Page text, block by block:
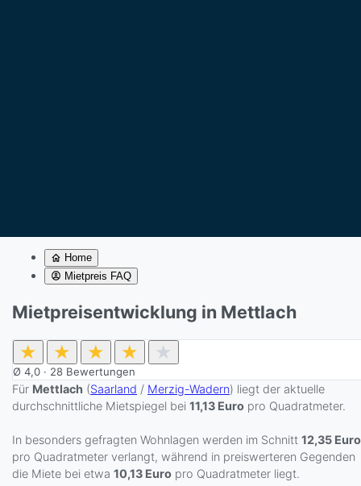
Home
Mietpreis FAQ
Mietpreisentwicklung in Mettlach
★ ★ ★ ★ ★
Ø 4,0 · 28 Bewertungen
Für Mettlach (Saarland / Merzig-Wadern) liegt der aktuelle
durchschnittliche Mietspiegel bei 11,13 Euro pro Quadratmeter.
In besonders gefragten Wohnlagen werden im Schnitt 12,35 Euro
pro Quadratmeter verlangt, während in preiswerteren Gegenden
die Miete bei etwa 10,13 Euro pro Quadratmeter liegt.